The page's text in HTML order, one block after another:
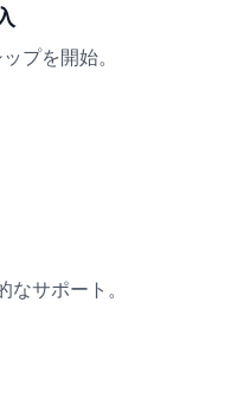
プを開始。
サポート。